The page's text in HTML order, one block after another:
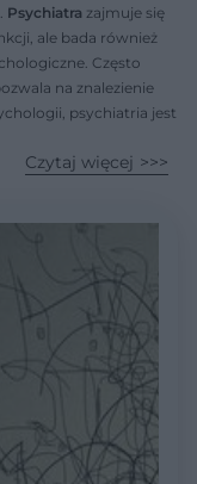
Psychiatra zajmuje się
ale bada również
Często
na znalezienie
psychiatria jest
Czytaj więcej